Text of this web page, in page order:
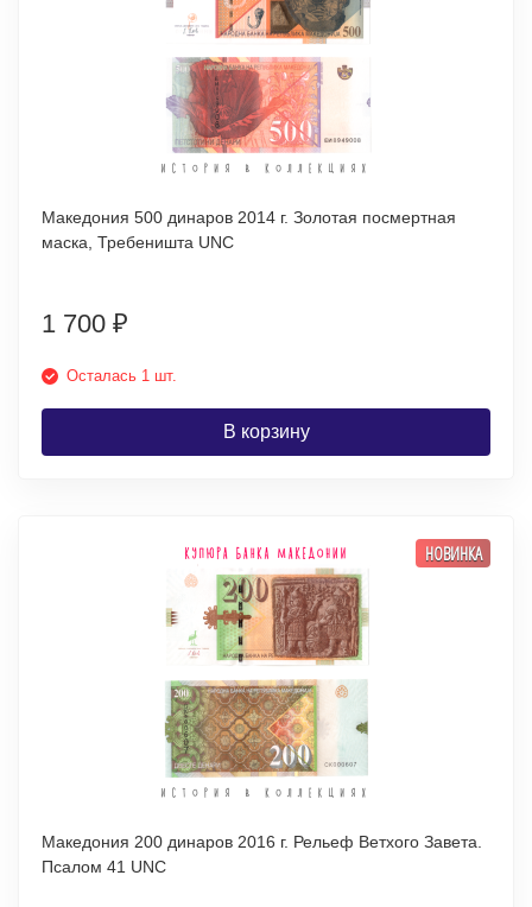
Македония 500 динаров 2014 г. Золотая посмертная
маска, Требеништа UNC
1 700 ₽
Осталась 1 шт.
В корзину
НОВИНКА
Македония 200 динаров 2016 г. Рельеф Ветхого Завета.
Псалом 41 UNC